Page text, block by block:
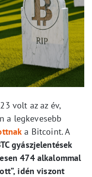
volt az az év,
a legkevesebb
a Bitcoint. A
gyászjelentések
474 alkalommal
idén viszont